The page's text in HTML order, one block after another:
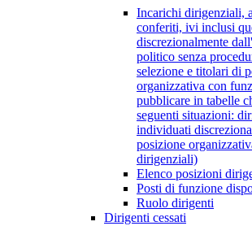
Incarichi dirigenziali,
conferiti, ivi inclusi
discrezionalmente
politico senza
selezione e titolari di
organizzativa con
pubblicare in tabelle
seguenti situazioni:
individuati
posizione
dirigenziali)
Elenco posizioni
Posti di funzione
Ruolo dirigenti
Dirigenti cessati